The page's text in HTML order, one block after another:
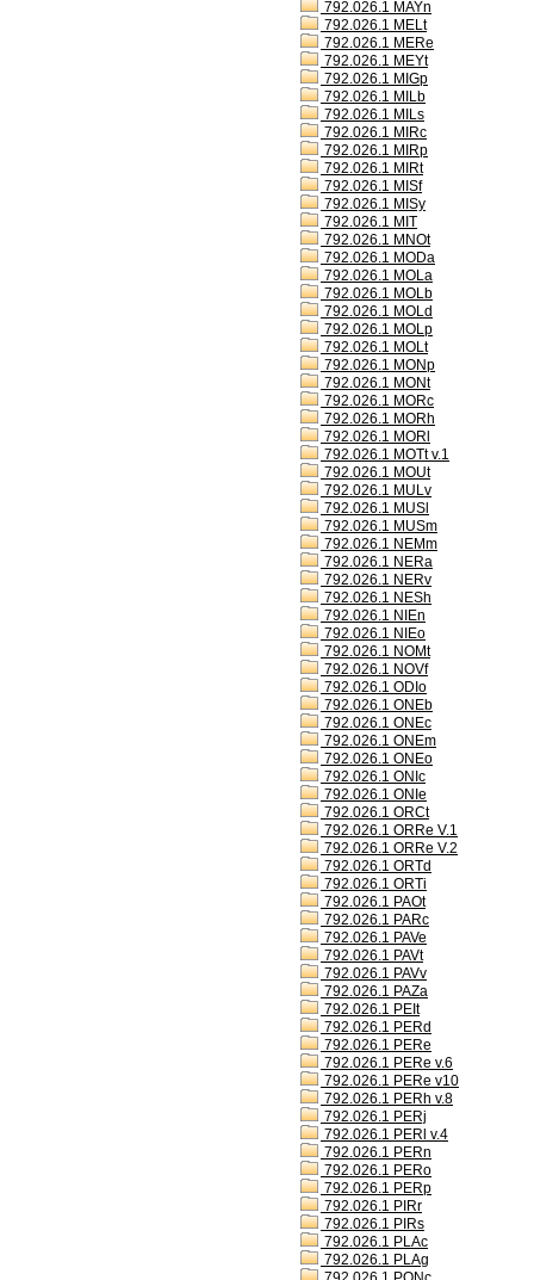
792.026.1 MAYn
792.026.1 MELt
792.026.1 MERe
792.026.1 MEYt
792.026.1 MIGp
792.026.1 MILb
792.026.1 MILs
792.026.1 MIRc
792.026.1 MIRp
792.026.1 MIRt
792.026.1 MISf
792.026.1 MISy
792.026.1 MIT
792.026.1 MNOt
792.026.1 MODa
792.026.1 MOLa
792.026.1 MOLb
792.026.1 MOLd
792.026.1 MOLp
792.026.1 MOLt
792.026.1 MONp
792.026.1 MONt
792.026.1 MORc
792.026.1 MORh
792.026.1 MORl
792.026.1 MOTt v.1
792.026.1 MOUt
792.026.1 MULv
792.026.1 MUSl
792.026.1 MUSm
792.026.1 NEMm
792.026.1 NERa
792.026.1 NERv
792.026.1 NESh
792.026.1 NIEn
792.026.1 NIEo
792.026.1 NOMt
792.026.1 NOVf
792.026.1 ODIo
792.026.1 ONEb
792.026.1 ONEc
792.026.1 ONEm
792.026.1 ONEo
792.026.1 ONIc
792.026.1 ONIe
792.026.1 ORCt
792.026.1 ORRe V.1
792.026.1 ORRe V.2
792.026.1 ORTd
792.026.1 ORTi
792.026.1 PAOt
792.026.1 PARc
792.026.1 PAVe
792.026.1 PAVt
792.026.1 PAVv
792.026.1 PAZa
792.026.1 PEIt
792.026.1 PERd
792.026.1 PERe
792.026.1 PERe v.6
792.026.1 PERe v10
792.026.1 PERh v.8
792.026.1 PERj
792.026.1 PERl v.4
792.026.1 PERn
792.026.1 PERo
792.026.1 PERp
792.026.1 PIRr
792.026.1 PIRs
792.026.1 PLAc
792.026.1 PLAg